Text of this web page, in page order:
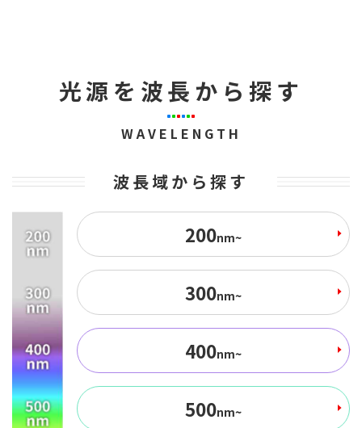
光源を波長から探す
WAVELENGTH
波長域から探す
200nm~
300nm~
400nm~
500nm~